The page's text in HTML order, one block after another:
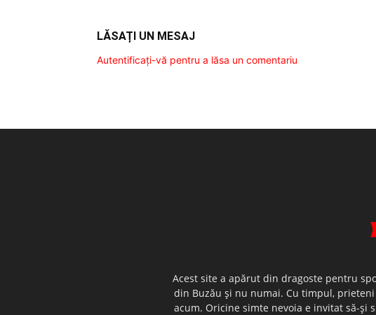
LĂSAȚI UN MESAJ
Autentificați-vă pentru a lăsa un comentariu
Acest site a apărut din dragoste pentru
din Buzău şi nu numai. Cu timpul,
acum. Oricine simte nevoia e invitat să-şi